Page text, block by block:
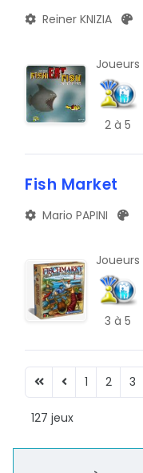
Reiner KNIZIA
Joueurs
2 à 5
Fish Market
Mario PAPINI
Joueurs
3 à 5
1 2 3
127 jeux